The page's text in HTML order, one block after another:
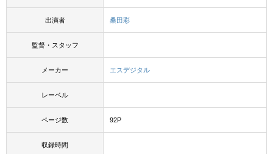
出演者 桑田彩
監督・スタッフ
メーカー エスデジタル
レーベル
ページ数 92P
収録時間